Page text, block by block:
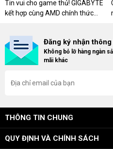
AMD
Tin vui cho game thủ! GIGABYTE
kết hợp cùng AMD chính thức
khách hàng sở hữu VGA Radeon
RX 9070 / RX 9070 XT.
Đăng ký nhận
Không bỏ lỡ hàng ngàn
mãi khác
THÔNG TIN CHUNG
QUY ĐỊNH VÀ CHÍNH SÁCH